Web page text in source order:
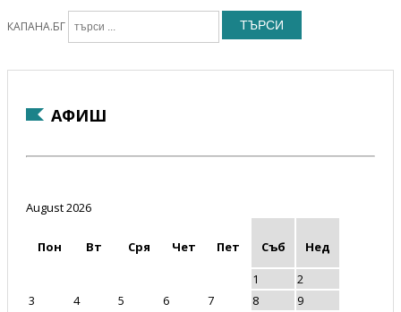
КАПАНА.БГ ТЪРСИ
АФИШ
August 2026
Пон Вт Сря Чет Пет Съб
Нед
1
2
3
4 5 6 7 8
9